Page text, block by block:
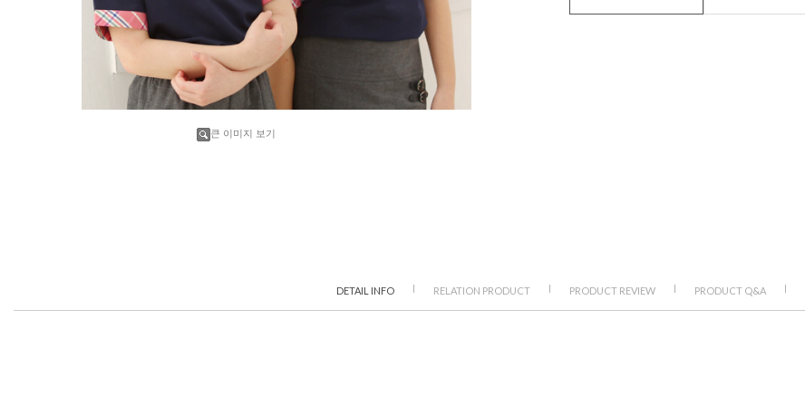
큰 이미지 보기
DETAIL INFO | RELATION PRODUCT | PRODUCT REVIEW | PRODUCT Q&A |